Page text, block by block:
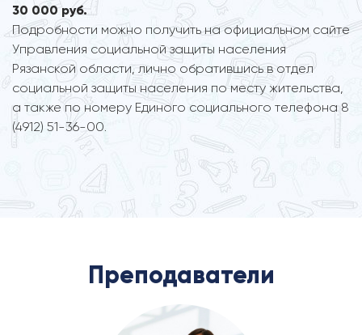
30 000 руб.
Подробности можно получить на официальном сайте
Управления социальной защиты населения
Рязанской области, лично обратившись в отдел
социальной защиты населения по месту жительства,
а также по номеру Единого социального телефона 8
(4912) 51-36-00.
Преподаватели